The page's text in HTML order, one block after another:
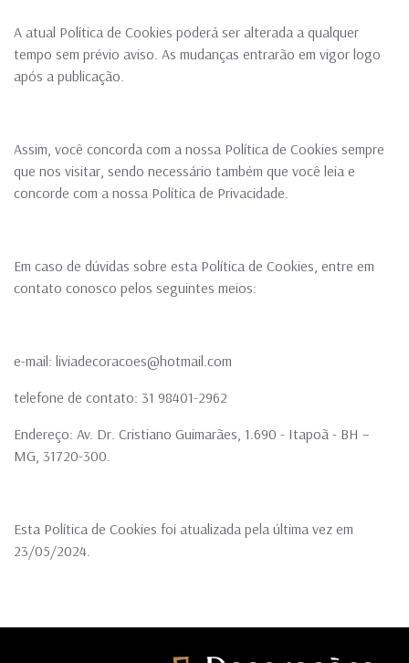
A atual Política de Cookies poderá ser alterada a qualquer
tempo sem prévio aviso. As mudanças entrarão em vigor logo
após a publicação.
Assim, você concorda com a nossa Política de Cookies sempre
que nos visitar, sendo necessário também que você leia e
concorde com a nossa Política de Privacidade.
Em caso de dúvidas sobre esta Política de Cookies, entre em
contato conosco pelos seguintes meios:
e-mail: liviadecoracoes@hotmail.com
telefone de contato: 31 98401-2962
Endereço: Av. Dr. Cristiano Guimarães, 1.690 - Itapoã - BH –
MG, 31720-300.
Esta Política de Cookies foi atualizada pela última vez em
23/05/2024.